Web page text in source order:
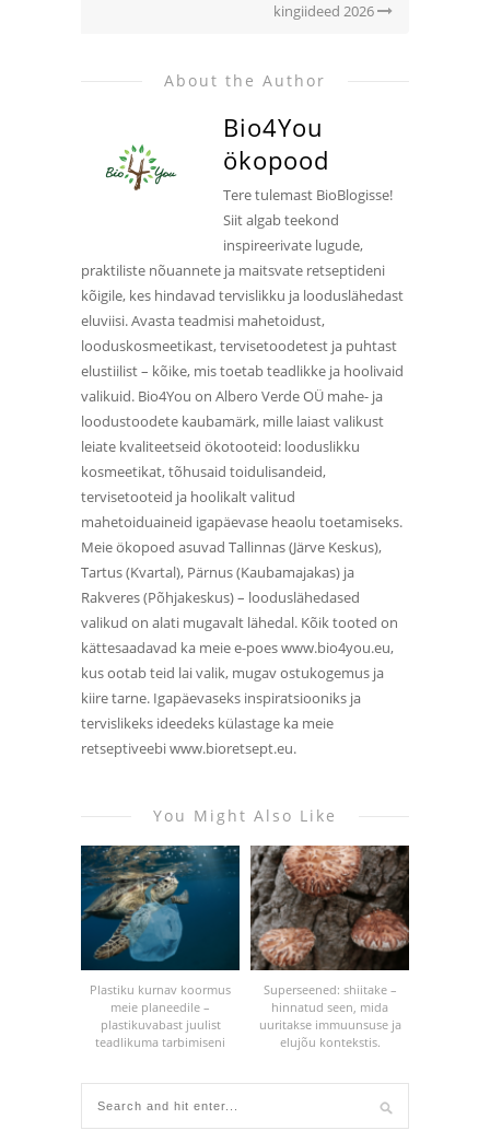
kingiideed 2026
About the Author
Bio4You
ökopood
Tere tulemast BioBlogisse!
Siit algab teekond
inspireerivate lugude,
praktiliste nõuannete ja maitsvate retseptideni
kõigile, kes hindavad tervislikku ja looduslähedast
eluviisi. Avasta teadmisi mahetoidust,
looduskosmeetikast, tervisetoodetest ja puhtast
elustiilist – kõike, mis toetab teadlikke ja hoolivaid
valikuid. Bio4You on Albero Verde OÜ mahe- ja
loodustoodete kaubamärk, mille laiast valikust
leiate kvaliteetseid ökotooteid: looduslikku
kosmeetikat, tõhusaid toidulisandeid,
tervisetooteid ja hoolikalt valitud
mahetoiduaineid igapäevase heaolu toetamiseks.
Meie ökopoed asuvad Tallinnas (Järve Keskus),
Tartus (Kvartal), Pärnus (Kaubamajakas) ja
Rakveres (Põhjakeskus) – looduslähedased
valikud on alati mugavalt lähedal. Kõik tooted on
kättesaadavad ka meie e-poes www.bio4you.eu,
kus ootab teid lai valik, mugav ostukogemus ja
kiire tarne. Igapäevaseks inspiratsiooniks ja
tervislikeks ideedeks külastage ka meie
retseptiveebi www.bioretsept.eu.
You Might Also Like
Plastiku kurnav koormus
meie planeedile –
plastikuvabast juulist
teadlikuma tarbimiseni
Superseened: shiitake –
hinnatud seen, mida
uuritakse immuunsuse ja
elujõu kontekstis.